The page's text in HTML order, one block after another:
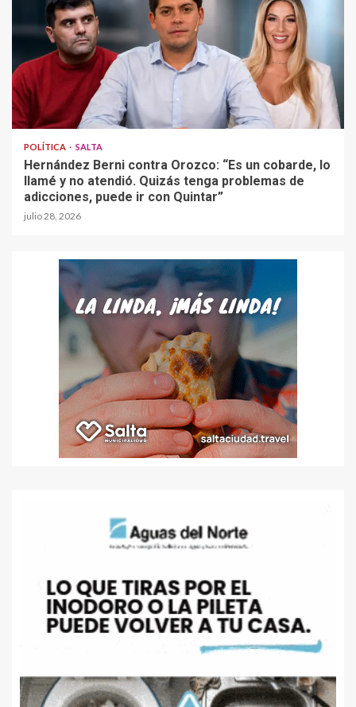
POLÍTICA SALTA
Hernández Berni contra Orozco: “Es un cobarde, lo
llamé y no atendió. Quizás tenga problemas de
adicciones, puede ir con Quintar”
julio 28, 2026